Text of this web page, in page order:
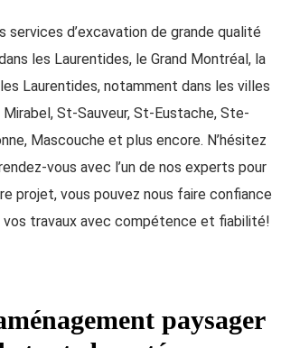
services d’excavation de grande qualité
les Laurentides, le Grand Montréal, la
Laurentides, notamment dans les villes
St-Sauveur, St-Eustache, Ste-
Mascouche et plus encore. N’hésitez
vous avec l’un de nos experts pour
projet, vous pouvez nous faire confiance
vos travaux avec compétence et fiabilité!
paysager